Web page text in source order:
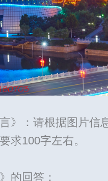
》：请根据图片信
求100字左右。
的回答：